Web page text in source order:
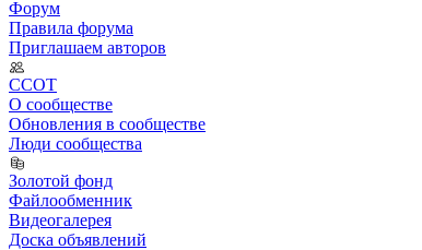
Форум
Правила форума
Приглашаем авторов
ССОТ
О сообществе
Обновления в сообществе
Люди сообщества
Золотой фонд
Файлообменник
Видеогалерея
Доска объявлений